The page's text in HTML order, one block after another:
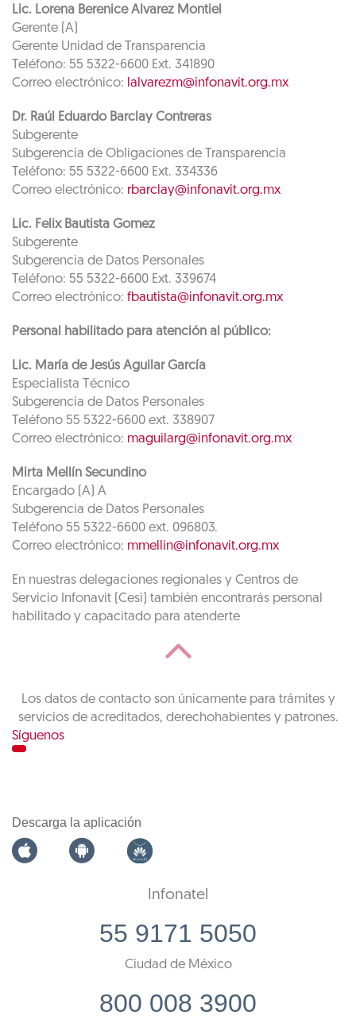
Lic. Lorena Berenice Alvarez Montiel
Gerente (A)
Gerente Unidad de Transparencia
Teléfono: 55 5322-6600 Ext. 341890
Correo electrónico: lalvarezm@infonavit.org.mx
Dr. Raúl Eduardo Barclay Contreras
Subgerente
Subgerencia de Obligaciones de Transparencia
Teléfono: 55 5322-6600 Ext. 334336
Correo electrónico: rbarclay@infonavit.org.mx
Lic. Felix Bautista Gomez
Subgerente
Subgerencia de Datos Personales
Teléfono: 55 5322-6600 Ext. 339674
Correo electrónico: fbautista@infonavit.org.mx
Personal habilitado para atención al público:
Lic. María de Jesús Aguilar García
Especialista Técnico
Subgerencia de Datos Personales
Teléfono 55 5322-6600 ext. 338907
Correo electrónico: maguilarg@infonavit.org.mx
Mirta Mellín Secundino
Encargado (A) A
Subgerencia de Datos Personales
Teléfono 55 5322-6600 ext. 096803.
Correo electrónico: mmellin@infonavit.org.mx
En nuestras delegaciones regionales y Centros de
Servicio Infonavit (Cesi) también encontrarás personal
habilitado y capacitado para atenderte
Los datos de contacto son únicamente para trámites y
servicios de acreditados, derechohabientes y patrones.
Síguenos
Descarga la aplicación
Infonatel
55 9171 5050
Ciudad de México
800 008 3900